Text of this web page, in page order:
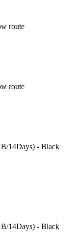
route
route
14Days) - Black
14Days) - Black